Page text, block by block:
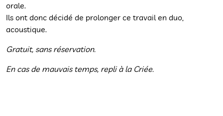
orale.
Ils ont donc décidé de prolonger ce travail en duo,
acoustique.
Gratuit, sans réservation.
En cas de mauvais temps, repli à la Criée.